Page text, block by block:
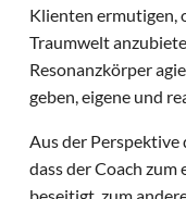
Klienten ermutigen,
Traumwelt
Resonanzkörper
geben, eigene und
Aus der Perspektive
dass der Coach